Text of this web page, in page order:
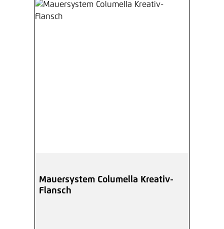
Mauersystem Columella Kreativ-
Flansch